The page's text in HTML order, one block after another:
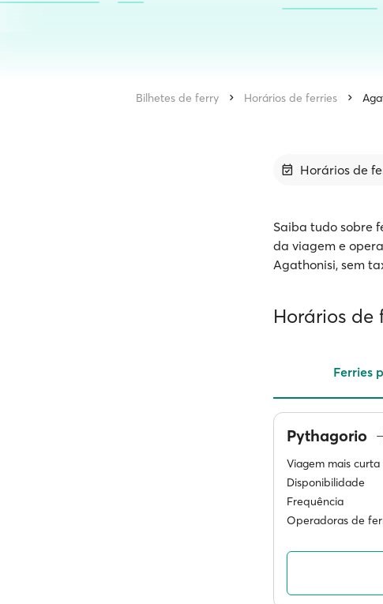
Bilhetes de ferry Horários de ferries
Horários de
Saiba tudo sobre
da viagem e
Agathonisi, sem
Horários de
Ferries
Pythagorio
Viagem mais curta
Disponibilidade
Frequência
Operadoras de